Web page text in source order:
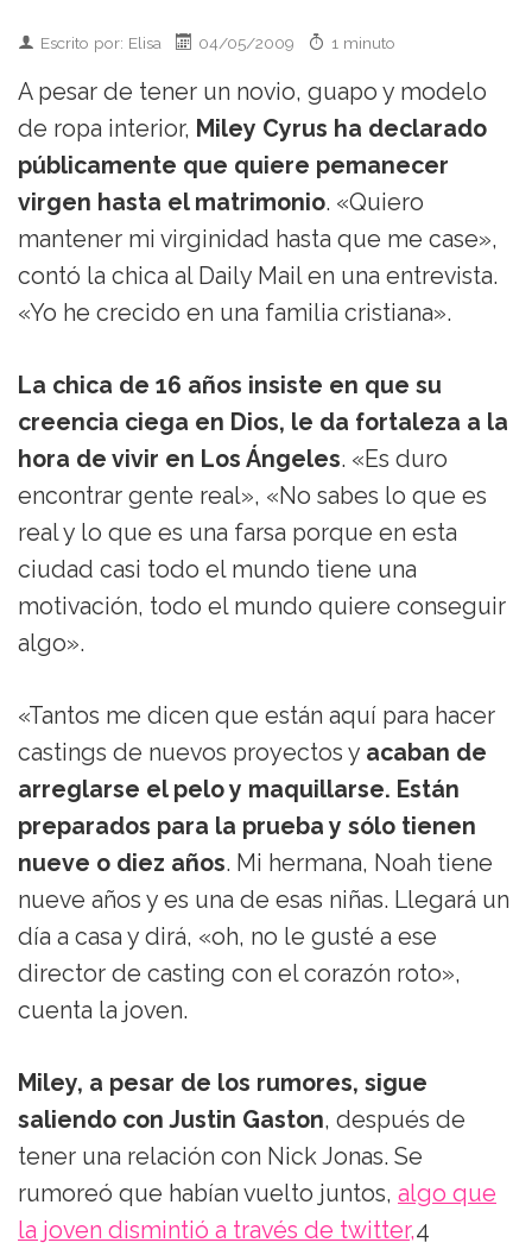
Escrito por: Elisa 04/05/2009 1 minuto
A pesar de tener un novio, guapo y modelo
de ropa interior, Miley Cyrus ha declarado
públicamente que quiere pemanecer
virgen hasta el matrimonio. «Quiero
mantener mi virginidad hasta que me case»,
contó la chica al Daily Mail en una entrevista.
«Yo he crecido en una familia cristiana».
La chica de 16 años insiste en que su
creencia ciega en Dios, le da fortaleza a la
hora de vivir en Los Ángeles. «Es duro
encontrar gente real», «No sabes lo que es
real y lo que es una farsa porque en esta
ciudad casi todo el mundo tiene una
motivación, todo el mundo quiere conseguir
algo».
«Tantos me dicen que están aquí para hacer
castings de nuevos proyectos y acaban de
arreglarse el pelo y maquillarse. Están
preparados para la prueba y sólo tienen
nueve o diez años. Mi hermana, Noah tiene
nueve años y es una de esas niñas. Llegará un
día a casa y dirá, «oh, no le gusté a ese
director de casting con el corazón roto»,
cuenta la joven.
Miley, a pesar de los rumores, sigue
saliendo con Justin Gaston, después de
tener una relación con Nick Jonas. Se
rumoreó que habían vuelto juntos, algo que
la joven dismintió a través de twitter,4